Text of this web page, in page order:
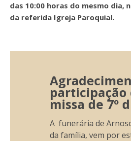
das 10:00 horas do mesmo dia,
da referida Igreja Paroquial.
participação
missa de 7º
A funerária de
da família, vem por